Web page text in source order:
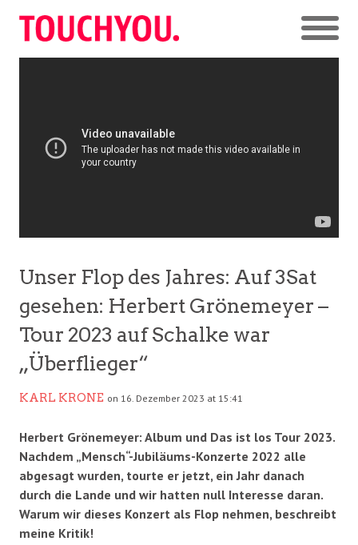
Unser Flop des Jahres: Auf 3Sat
gesehen: Herbert Grönemeyer –
Tour 2023 auf Schalke war
„Überflieger“
KARL KRONE on 16. Dezember 2023 at 15:41
Herbert Grönemeyer: Album und Das ist los Tour 2023.
Nachdem „Mensch“-Jubiläums-Konzerte 2022 alle
abgesagt wurden, tourte er jetzt, ein Jahr danach
durch die Lande und wir hatten null Interesse daran.
Warum wir dieses Konzert als Flop nehmen, beschreibt
meine Kritik!